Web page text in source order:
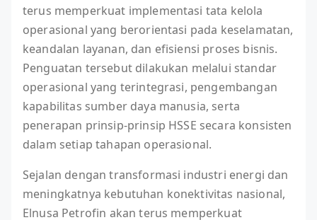
terus memperkuat implementasi tata kelola
operasional yang berorientasi pada keselamatan,
keandalan layanan, dan efisiensi proses bisnis.
Penguatan tersebut dilakukan melalui standar
operasional yang terintegrasi, pengembangan
kapabilitas sumber daya manusia, serta
penerapan prinsip-prinsip HSSE secara konsisten
dalam setiap tahapan operasional.
Sejalan dengan transformasi industri energi dan
meningkatnya kebutuhan konektivitas nasional,
Elnusa Petrofin akan terus memperkuat